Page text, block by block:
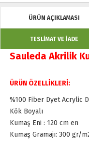
ÜRÜN AÇIKLAMASI
TESLİMAT VE İADE
Sauleda Akrilik
ÜRÜN ÖZELLİKLERİ:
%100 Fiber Dyet Acrylic
Kök Boyalı
Kumaş Eni : 120 cm en
Kumaş Gramajı: 300 gr/